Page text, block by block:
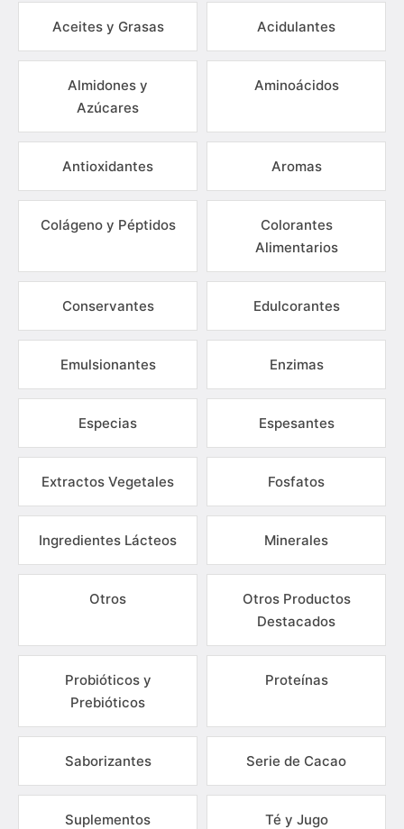
Aceites y Grasas Acidulantes
Almidones y
Azúcares
Aminoácidos
Antioxidantes Aromas
Colágeno y Péptidos
Colorantes
Alimentarios
Conservantes Edulcorantes
Emulsionantes Enzimas
Especias Espesantes
Extractos Vegetales Fosfatos
Ingredientes Lácteos Minerales
Otros
Otros Productos
Destacados
Probióticos y
Prebióticos
Proteínas
Saborizantes Serie de Cacao
Suplementos
Té y Jugo